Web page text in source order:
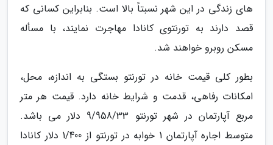
های زندگی در این شهر نسبتاً بالا است. بنابراین کسانی که
قصد دارند به تورنتوی کانادا مهاجرت نمایند، با مسأله
مسکن روبرو خواهند شد.
بطور کلی قیمت خانه در تورنتو بستگی به اندازه، محل،
امکانات رفاهی، قدمت و شرایط خانه دارد. قیمت هر متر
مربع آپارتمان در شهر تورنتو 9/958/33 دلار می باشد.
متوسط اجاره آپارتمان 1 خوابه در تورنتو از 1/400 دلار کانادا